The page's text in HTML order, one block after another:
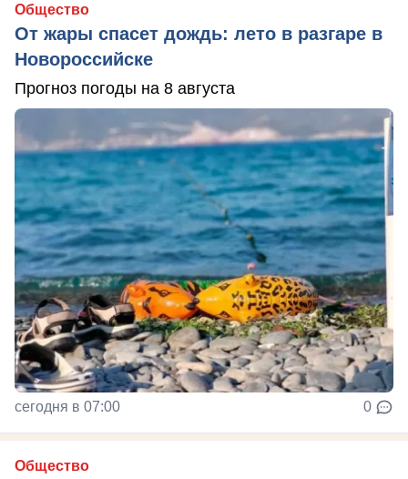
Общество
От жары спасет дождь: лето в разгаре в
Новороссийске
Прогноз погоды на 8 августа
сегодня в 07:00 0
Общество